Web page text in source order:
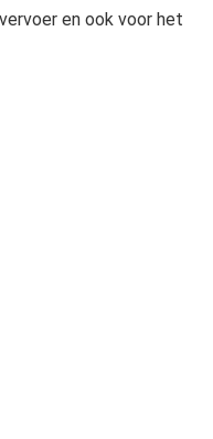
en ook voor het